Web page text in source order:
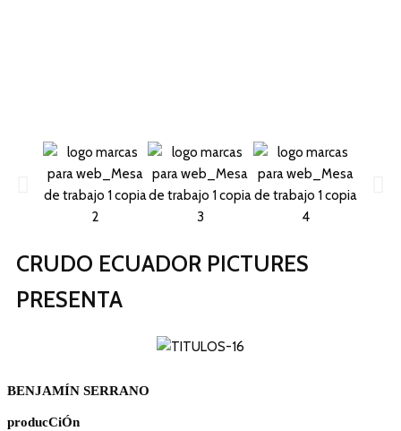
CRUDO ECUADOR PICTURES
PRESENTA
BENJAMÍN SERRANO
producCiÓn